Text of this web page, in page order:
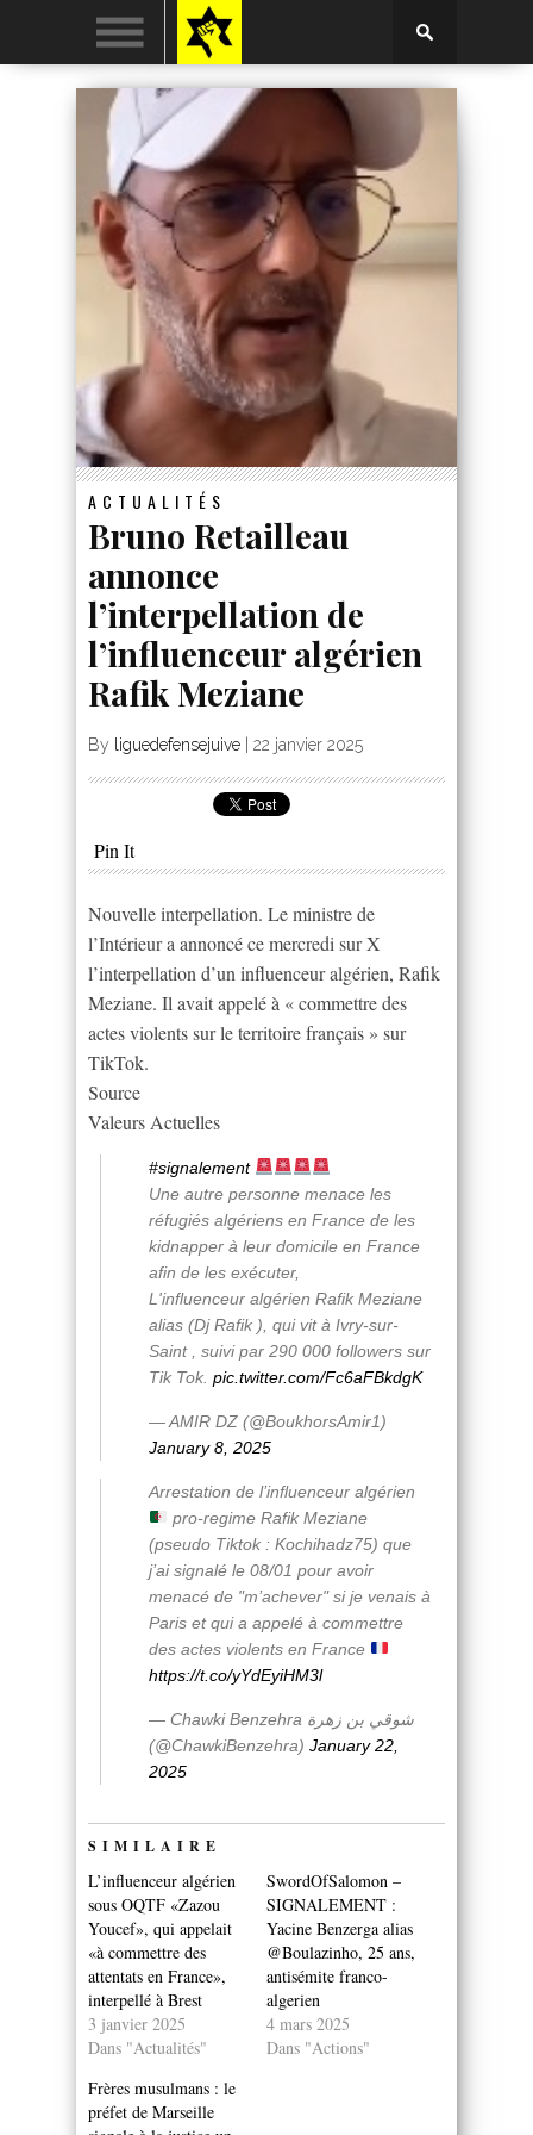
ACTUALITÉS
Bruno Retailleau
annonce
l’interpellation de
l’influenceur algérien
Rafik Meziane
By liguedefensejuive 22 janvier 2025
Pin It
Nouvelle interpellation. Le ministre de
l’Intérieur a annoncé ce mercredi sur X
l’interpellation d’un influenceur algérien, Rafik
Meziane. Il avait appelé à « commettre des
actes violents sur le territoire français » sur
TikTok.
Source
Valeurs Actuelles
#signalement
Une autre personne menace les
réfugiés algériens en France de les
kidnapper à leur domicile en France
afin de les exécuter,
L'influenceur algérien Rafik Meziane
alias (Dj Rafik ), qui vit à Ivry-sur-
Saint , suivi par 290 000 followers sur
Tik Tok. pic.twitter.com/Fc6aFBkdgK
— AMIR DZ (@BoukhorsAmir1)
January 8, 2025
Arrestation de l’influenceur algérien
pro-regime Rafik Meziane
(pseudo Tiktok : Kochihadz75) que
j’ai signalé le 08/01 pour avoir
menacé de "m’achever" si je venais à
Paris et qui a appelé à commettre
des actes violents en France
https://t.co/yYdEyiHM3l
— Chawki Benzehra شوقي بن زهرة
(@ChawkiBenzehra) January 22,
2025
SIMILAIRE
L’influenceur algérien
sous OQTF «Zazou
Youcef», qui appelait
«à commettre des
attentats en France»,
interpellé à Brest
3 janvier 2025
Dans "Actualités"
SwordOfSalomon –
SIGNALEMENT :
Yacine Benzerga alias
@Boulazinho, 25 ans,
antisémite franco-
algerien
4 mars 2025
Dans "Actions"
Frères musulmans : le
préfet de Marseille